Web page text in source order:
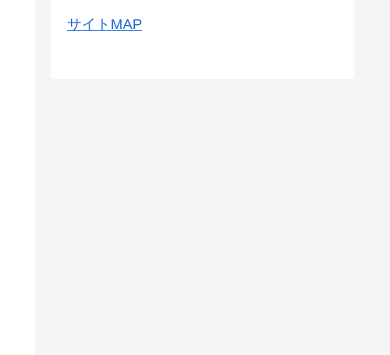
サイトMAP